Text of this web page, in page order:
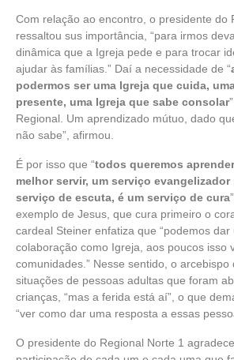
Com relação ao encontro, o presidente do
ressaltou sus importância, “para irmos
dinâmica que a Igreja pede e para trocar
ajudar às famílias.” Daí a necessidade de “
podermos ser uma Igreja que cuida,
presente, uma Igreja que sabe consolar
Regional. Um aprendizado mútuo, dado
não sabe”, afirmou.
É por isso que “todos queremos
melhor servir, um serviço evangelizador
serviço de escuta, é um serviço de cura
exemplo de Jesus, que cura primeiro o
cardeal Steiner enfatiza que “podemos dar
colaboração como Igreja, aos poucos isso
comunidades.” Nesse sentido, o
situações de pessoas adultas que foram
crianças, “mas a ferida está aí”, o que
“ver como dar uma resposta a essas
O presidente do Regional Norte 1